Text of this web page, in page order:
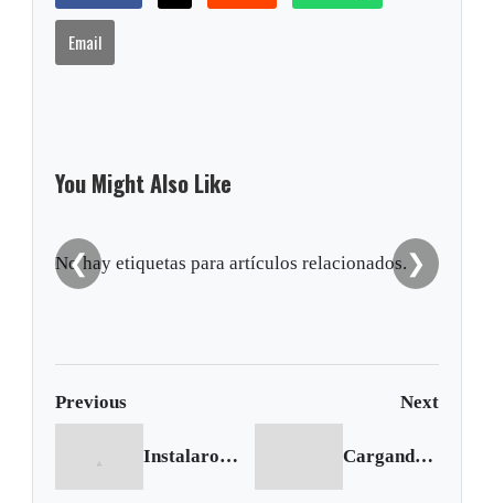
Email
You Might Also Like
❮
No hay etiquetas para artículos relacionados.❯
Previous Next
Instalaron valla de bienvenida a la entrada de Sogamoso Cargando siguiente...